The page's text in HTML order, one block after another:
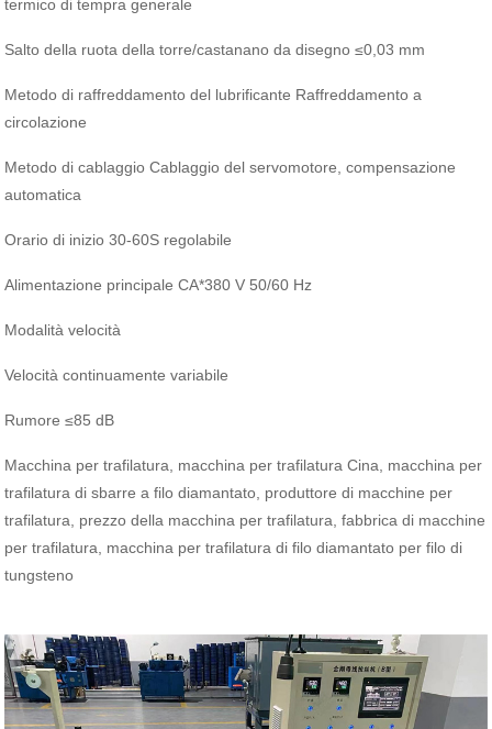
termico di tempra generale
Salto della ruota della torre/castanano da disegno ≤0,03 mm
Metodo di raffreddamento del lubrificante Raffreddamento a
circolazione
Metodo di cablaggio Cablaggio del servomotore, compensazione
automatica
Orario di inizio 30-60S regolabile
Alimentazione principale CA*380 V 50/60 Hz
Modalità velocità
Velocità continuamente variabile
Rumore ≤85 dB
Macchina per trafilatura, macchina per trafilatura Cina, macchina per
trafilatura di sbarre a filo diamantato, produttore di macchine per
trafilatura, prezzo della macchina per trafilatura, fabbrica di macchine
per trafilatura, macchina per trafilatura di filo diamantato per filo di
tungsteno